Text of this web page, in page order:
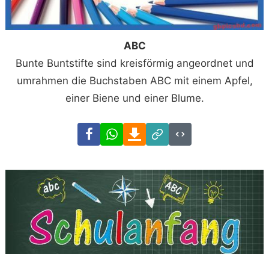
ABC
Bunte Buntstifte sind kreisförmig angeordnet und
umrahmen die Buchstaben ABC mit einem Apfel,
einer Biene und einer Blume.
FacebookWhatsAppDownload
Link
Code